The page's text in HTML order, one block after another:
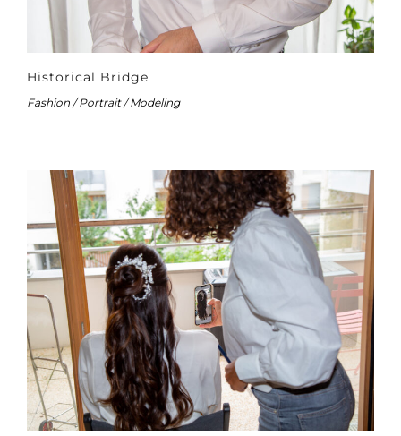
Historical Bridge
Fashion / Portrait / Modeling